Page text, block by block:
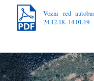
Vozni red
24.12.18.-14.01.19.